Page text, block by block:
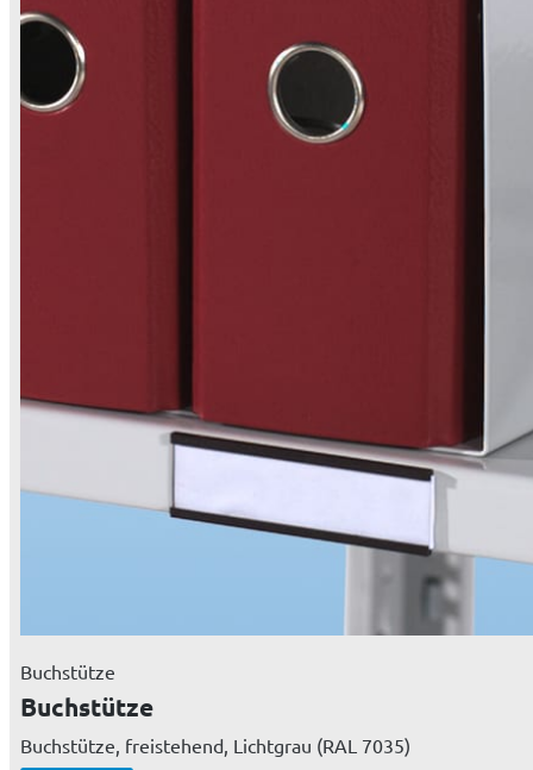
Buchstütze
Buchstütze
Buchstütze, freistehend, Lichtgrau (RAL 7035)